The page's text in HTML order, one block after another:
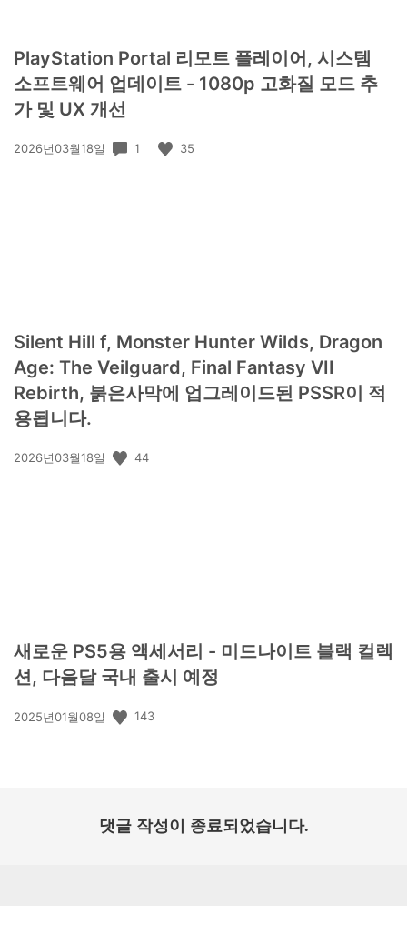
PlayStation Portal 리모트 플레이어, 시스템
소프트웨어 업데이트 - 1080p 고화질 모드 추
가 및 UX 개선
공
2026년03월18일 1 35
Silent Hill f, Monster Hunter Wilds, Dragon
Age: The Veilguard, Final Fantasy VII
Rebirth, 붉은사막에 업그레이드된 PSSR이 적
용됩니다.
공
2026년03월18일 44
새로운 PS5용 액세서리 - 미드나이트 블랙 컬렉
션, 다음달 국내 출시 예정
공
2025년01월08일 143
댓글 작성이 종료되었습니다.